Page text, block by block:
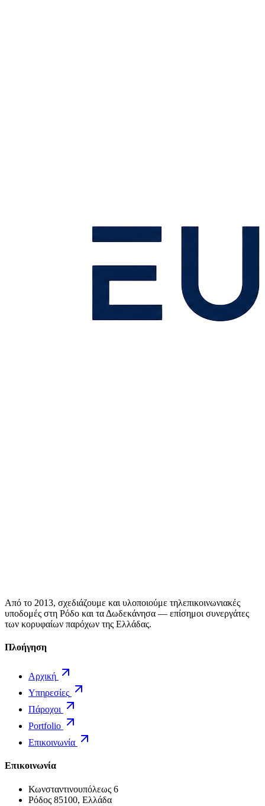
Από το 2013, σχεδιάζουμε και υλοποιούμε τηλεπικοινωνιακές
υποδομές στη Ρόδο και τα Δωδεκάνησα — επίσημοι συνεργάτες
των κορυφαίων παρόχων της Ελλάδας.
Πλοήγηση
Αρχική
Υπηρεσίες
Πάροχοι
Portfolio
Επικοινωνία
Επικοινωνία
Κωνσταντινουπόλεως 6
Ρόδος 85100, Ελλάδα